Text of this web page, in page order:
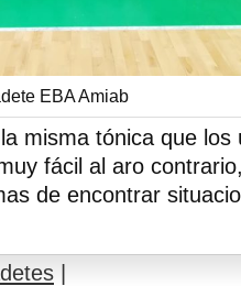
EBA Amiab
misma tónica que
fácil al aro
de encontrar